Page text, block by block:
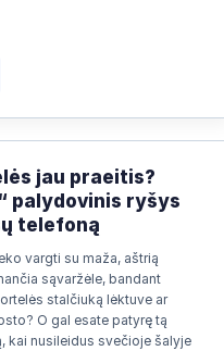
jau praeitis?
palydovinis ryšys
telefoną
vargti su maža, aštrią
sąvaržėle, bandant
stalčiuką lėktuve ar
O gal esate patyrę tą
kai nusileidus svečioje šalyje